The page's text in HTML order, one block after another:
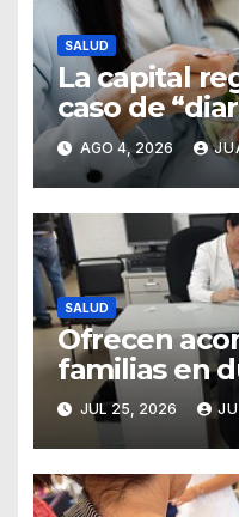
SALUD
La capital
caso de
AGO 4, 2026
SALUD
Ofrecen
familias en
JUL 25, 2026